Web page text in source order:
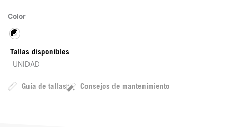
Color
Tallas disponibles
UNIDAD
Guía de tallas Consejos de mantenimiento